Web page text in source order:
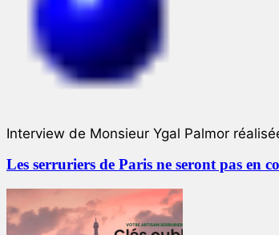
Interview de Monsieur Ygal Palmor
Les serruriers de Paris ne seront pas en